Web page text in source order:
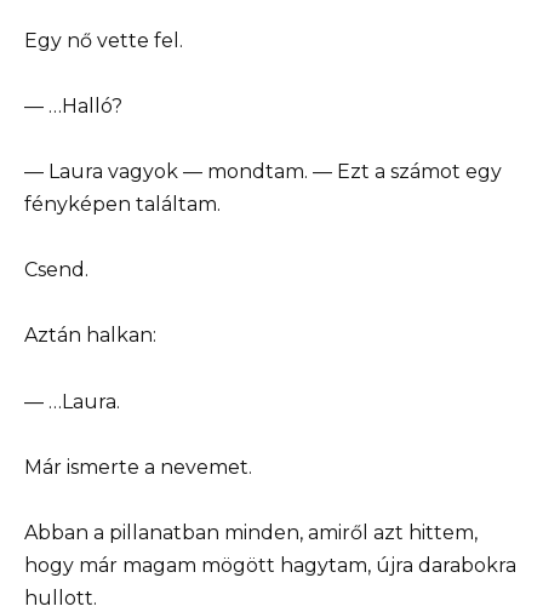
Egy nő vette fel.
— …Halló?
— Laura vagyok — mondtam. — Ezt a számot egy
fényképen találtam.
Csend.
Aztán halkan:
— …Laura.
Már ismerte a nevemet.
Abban a pillanatban minden, amiről azt hittem,
hogy már magam mögött hagytam, újra darabokra
hullott.